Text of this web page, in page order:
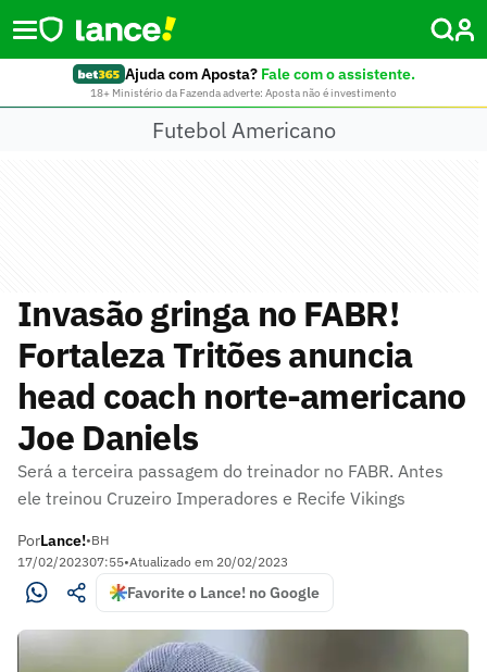
Ajuda com Aposta? Fale com o assistente.
18+ Ministério da Fazenda adverte: Aposta não é investimento
Futebol Americano
Invasão gringa no FABR!
Fortaleza Tritões anuncia
head coach norte-americano
Joe Daniels
Será a terceira passagem do treinador no FABR. Antes
ele treinou Cruzeiro Imperadores e Recife Vikings
PorLance!•BH
17/02/202307:55•Atualizado em 20/02/2023
Favorite o Lance! no Google